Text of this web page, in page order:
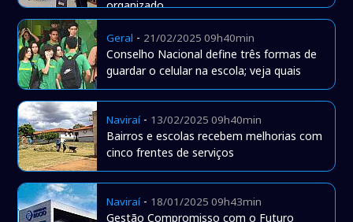
organizado
Geral - 21/02/2025 09h40min
Conselho Nacional define três formas de
guardar o celular na escola; veja quais
Naviraí- 13/02/2025 09h40min
Bairros e escolas recebem melhorias com
cinco frentes de serviços
Naviraí- 18/01/2025 09h43min
Gestão Compromisso com o Futuro